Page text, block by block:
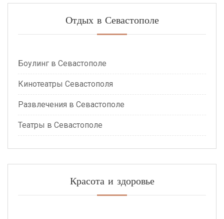
Отдых в Севастополе
Боулинг в Севастополе
Кинотеатры Севастополя
Развлечения в Севастополе
Театры в Севастополе
Красота и здоровье